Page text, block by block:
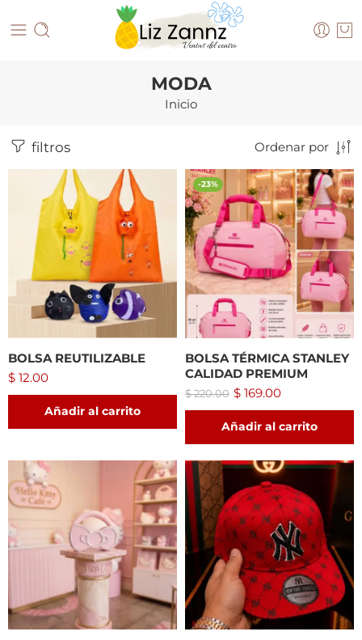
MODA
Inicio
filtros Ordenar por
BOLSA REUTILIZABLE
$ 12.00
Añadir al carrito
-23%
BOLSA TÉRMICA STANLEY
CALIDAD PREMIUM
$220.00 $ 169.00
Añadir al carrito